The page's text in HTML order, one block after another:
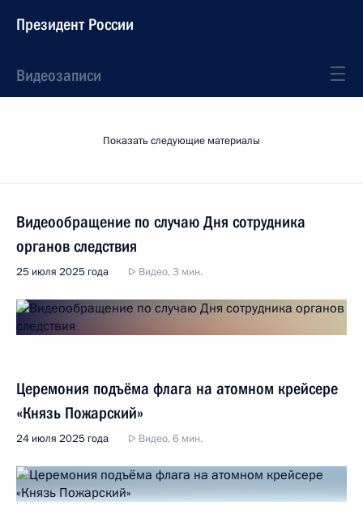
Президент России
Видеозаписи
Показать следующие материалы
Видеообращение по случаю Дня сотрудника
органов следствия
25 июля 2025 года Видео, 3 мин.
Церемония подъёма флага на атомном крейсере
«Князь Пожарский»
24 июля 2025 года Видео, 6 мин.